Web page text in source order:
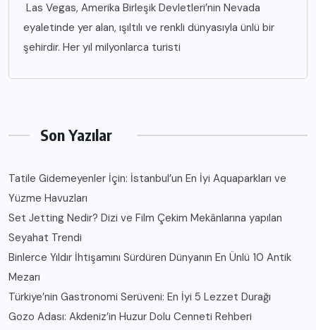
Las Vegas, Amerika Birleşik Devletleri’nin Nevada
eyaletinde yer alan, ışıltılı ve renkli dünyasıyla ünlü bir
şehirdir. Her yıl milyonlarca turisti
Son Yazılar
Tatile Gidemeyenler İçin: İstanbul’un En İyi Aquaparkları ve
Yüzme Havuzları
Set Jetting Nedir? Dizi ve Film Çekim Mekânlarına yapılan
Seyahat Trendi
Binlerce Yıldır İhtişamını Sürdüren Dünyanın En Ünlü 10 Antik
Mezarı
Türkiye’nin Gastronomi Serüveni: En İyi 5 Lezzet Durağı
Gozo Adası: Akdeniz’in Huzur Dolu Cenneti Rehberi